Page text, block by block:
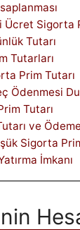
Ücret Sigorta
Tutarı
Tutarları
Prim Tutarı
Ödenmesi
Tutarı
ve
Sigorta
İmkanı